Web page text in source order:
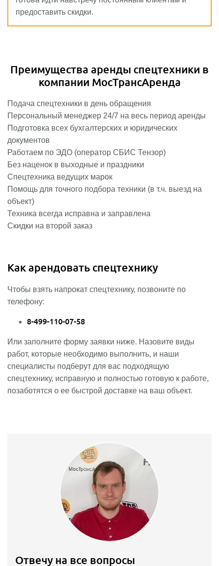
предоставить скидки.
Преимущества аренды спецтехники в
компании МосТрансАренда
Подача спецтехники в день обращения
Персональный менеджер 24/7 на весь период аренды
Подготовка всех бухгалтерских и юридических
документов
Работаем по ЭДО (оператор СБИС Тензор)
Без наценок в выходные и праздники
Спецтехника ведущих марок
Помощь для точного подбора техники (в т.ч. выезд на
объект)
Техника всегда исправна и заправлена
Скидки на второй заказ
Как арендовать спецтехнику
Чтобы взять напрокат спецтехнику, позвоните по
телефону:
8-499-110-07-58
Или заполните форму заявки ниже. Назовите виды
работ, которые необходимо выполнить, и наши
специалисты подберут для вас подходящую
спецтехнику, исправную и полностью готовую к работе,
позаботятся о ее быстрой доставке на ваш объект.
Отвечу на все вопросы